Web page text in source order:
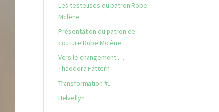
Les testeuses du patron Robe
Molène
Présentation du patron de
couture Robe Molène
Vers le changement …
Théodora Pattern.
Transformation #1
Helvellyn